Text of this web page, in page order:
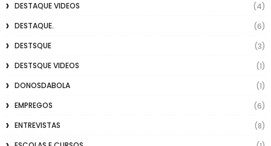
DESTAQUE VIDEOS
(4)
DESTAQUE.
(6)
DESTSQUE
(3)
DESTSQUE VIDEOS
(1)
DONOSDABOLA
(1)
EMPREGOS
(6)
ENTREVISTAS
(8)